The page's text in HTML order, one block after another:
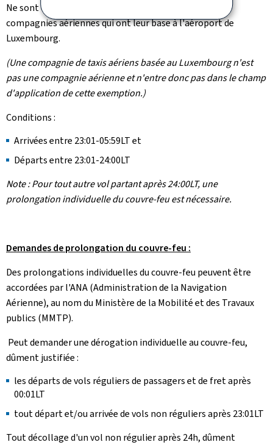
Ne sont considérées comme opérateurs locaux que les
compagnies aériennes qui ont leur base à l'aéroport de
Luxembourg.
(Une compagnie de taxis aériens basée au Luxembourg n'est
pas une compagnie aérienne et n'entre donc pas dans le champ
d'application de cette exemption.)
Conditions :
Arrivées entre 23:01-05:59LT et
Départs entre 23:01-24:00LT
Note : Pour tout autre vol partant après 24:00LT, une
prolongation individuelle du couvre-feu est nécessaire.
Demandes de prolongation du couvre-feu :
Des prolongations individuelles du couvre-feu peuvent être
accordées par l'ANA (Administration de la Navigation
Aérienne), au nom du Ministère de la Mobilité et des Travaux
publics (MMTP).
Peut demander une dérogation individuelle au couvre-feu,
dûment justifiée :
les départs de vols réguliers de passagers et de fret après
00:01LT
tout départ et/ou arrivée de vols non réguliers après 23:01LT
Tout décollage d'un vol non régulier après 24h, dûment